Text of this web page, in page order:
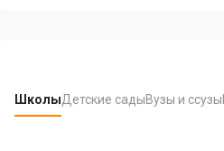
ШколыДетские садыВузы и ссузы